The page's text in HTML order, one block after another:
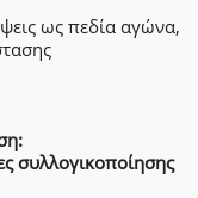
ως πεδία αγώνα,
συλλογικοποίησης